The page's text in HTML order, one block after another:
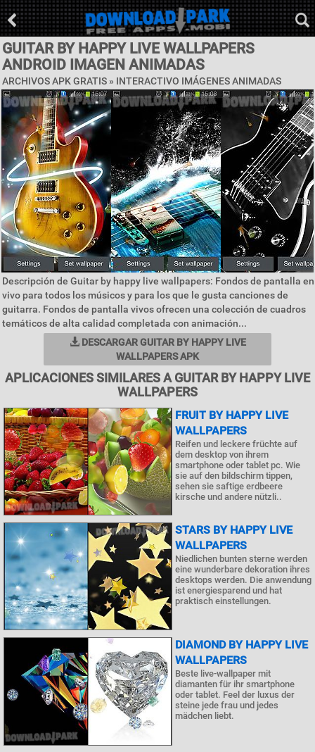
GUITAR BY HAPPY LIVE WALLPAPERS
ANDROID IMAGEN ANIMADAS
ARCHIVOS APK GRATIS » INTERACTIVO IMÁGENES ANIMADAS
Descripción de Guitar by happy live wallpapers: Fondos de pantalla en
vivo para todos los músicos y para los que le gusta canciones de
guitarra. Fondos de pantalla vivos ofrecen una colección de cuadros
temáticos de alta calidad completada con animación...
DESCARGAR GUITAR BY HAPPY LIVE
WALLPAPERS APK
APLICACIONES SIMILARES A GUITAR BY HAPPY LIVE
WALLPAPERS
FRUIT BY HAPPY LIVE
WALLPAPERS
Reifen und leckere früchte auf
dem desktop von ihrem
smartphone oder tablet pc. Wie
sie auf den bildschirm tippen,
sehen sie saftige erdbeere
kirsche und andere nützli..
STARS BY HAPPY LIVE
WALLPAPERS
Niedlichen bunten sterne werden
eine wunderbare dekoration ihres
desktops werden. Die anwendung
ist energiesparend und hat
praktisch einstellungen.
DIAMOND BY HAPPY LIVE
WALLPAPERS
Beste live-wallpaper mit
diamanten für ihr smartphone
oder tablet. Feel der luxus der
steine ​​jede frau und jedes
mädchen liebt.